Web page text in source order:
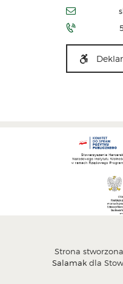
Strona
Salamak dla